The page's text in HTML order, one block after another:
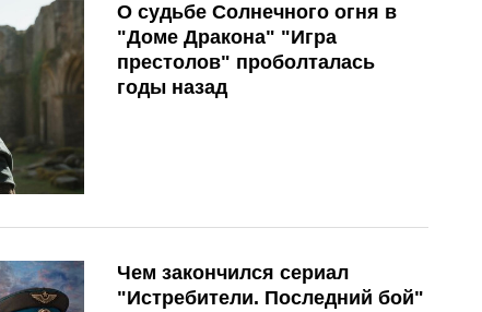
О судьбе Солнечного огня в
"Доме Дракона" "Игра
престолов" проболталась
годы назад
Чем закончился сериал
"Истребители. Последний бой"